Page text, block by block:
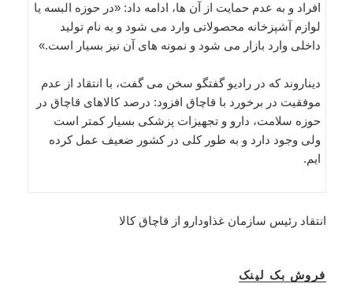
افراد و به عدم حمایت از آن ها، ادامه داد: «در حوزه البسه یا
لوازم آشپزخانه محصولاتی وارد می شود و به نام تولید
داخلی وارد بازار می شود و نمونه های آن نیز بسیار است.»
دیناروند که در رادیو گفتگو سخن می گفت، با انتقاد از عدم
موفقیت در برخورد با قاچاق افزود: درصد کالاهای قاچاق در
حوزه سلامت، دارو و تجهیزات پزشکی بسیار کمتر است
ولی وجود دارد و به طور کلی در کشور ضعیف عمل کرده
ایم.
انتقاد رئیس سازمان غذاودارو از قاچاق کالا
فروش بک لینک